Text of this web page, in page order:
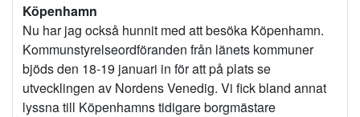
Köpenhamn
Nu har jag också hunnit med att besöka Köpenhamn.
Kommunstyrelseordföranden från länets kommuner
bjöds den 18-19 januari in för att på plats se
utvecklingen av Nordens Venedig. Vi fick bland annat
lyssna till Köpenhamns tidigare borgmästare